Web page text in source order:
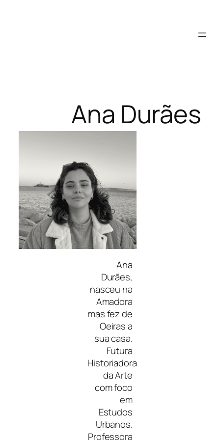
Ana Durães
Ana
Durães,
nasceu na
Amadora
mas fez de
Oeiras a
sua casa.
Futura
Historiadora
da Arte
com foco
em
Estudos
Urbanos.
Professora